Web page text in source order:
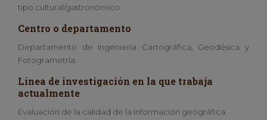
tipo cultural/gastronómico.
Centro o departamento
Departamento de Ingeniería Cartográfica, Geodésica y
Fotogrametría.
Línea de investigación en la que trabaja
actualmente
Evaluación de la calidad de la información geográfica.